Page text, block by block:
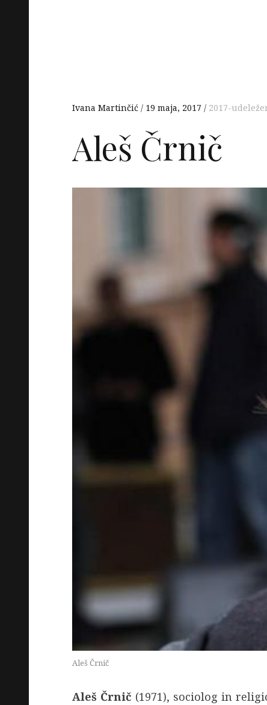
Ivana Martinčić 19 maja, 2017 2017-
Aleš Črnič
Aleš Črnič
Aleš Črnič (1971), sociolog in